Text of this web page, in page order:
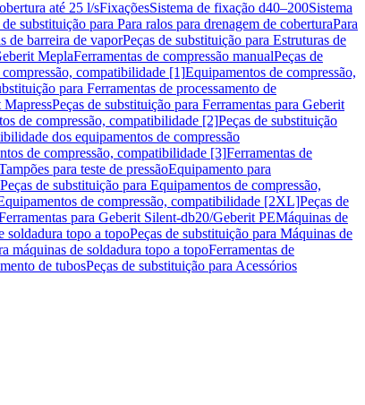
até 25 l/sFixaçõesSistema de fixação d40–200Sistema
de substituição para Para ralos para drenagem de coberturaPara
de barreira de vaporPeças de substituição para Estruturas de
MeplaFerramentas de compressão manualPeças de
compatibilidade [1]Equipamentos de compressão,
para Ferramentas de processamento de
MapressPeças de substituição para Ferramentas para Geberit
de compressão, compatibilidade [2]Peças de substituição
dos equipamentos de compressão
de compressão, compatibilidade [3]Ferramentas de
para teste de pressãoEquipamento para
Peças de substituição para Equipamentos de compressão,
de compressão, compatibilidade [2XL]Peças de
para Geberit Silent-db20/Geberit PEMáquinas de
soldadura topo a topoPeças de substituição para Máquinas de
máquinas de soldadura topo a topoFerramentas de
de tubosPeças de substituição para Acessórios